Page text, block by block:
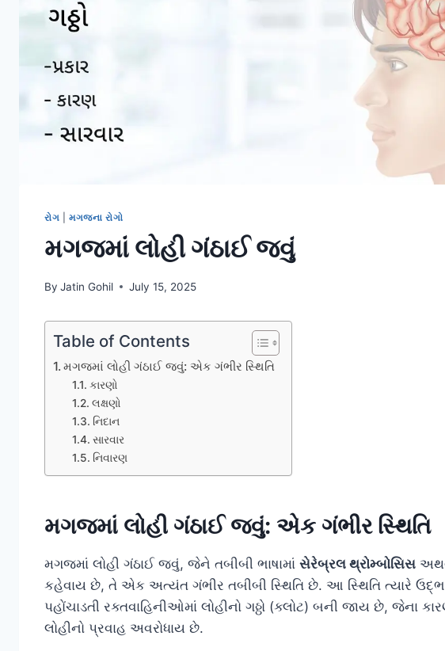
રોગ મગજના રોગો
મગજમાં લોહી ગંઠાઈ જવું
By Jatin Gohil July 15, 2025
Table of Contents
મગજમાં લોહી ગંઠાઈ જવું: એક ગંભીર સ્થિતિ
કારણો
લક્ષણો
નિદાન
સારવાર
નિવારણ
મગજમાં લોહી ગંઠાઈ જવું: એક ગંભીર સ્થિતિ
મગજમાં લોહી ગંઠાઈ જવું, જેને તબીબી ભાષામાં સેરેબ્રલ થ્રોમ્બોસિસ
કહેવાય છે, તે એક અત્યંત ગંભીર તબીબી સ્થિતિ છે. આ સ્થિતિ ત્યારે
પહોંચાડતી રક્તવાહિનીઓમાં લોહીનો ગઠ્ઠો (ક્લોટ) બની જાય છે, જેના
લોહીનો પ્રવાહ અવરોધાય છે.